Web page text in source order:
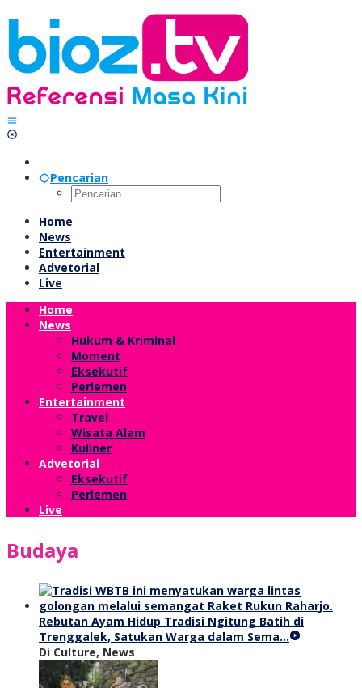
Lewati
konten
Pencarian
Home
News
Entertainment
Advetorial
Live
Home
News
Hukum & Kriminal
Moment
Eksekutif
Perlemen
Entertainment
Travel
Wisata Alam
Kuliner
Advetorial
Eksekutif
Perlemen
Live
Budaya
Rebutan Ayam Hidup Tradisi Ngitung Batih di
Trenggalek, Satukan Warga dalam Sema…
Di Culture, News